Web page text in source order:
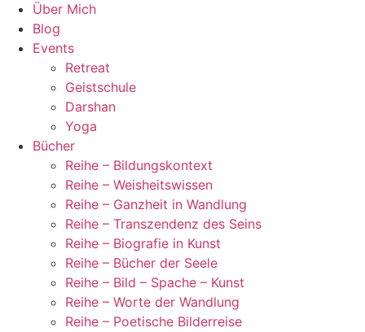
Über Mich
Blog
Events
Retreat
Geistschule
Darshan
Yoga
Bücher
Reihe – Bildungskontext
Reihe – Weisheitswissen
Reihe – Ganzheit in Wandlung
Reihe – Transzendenz des Seins
Reihe – Biografie in Kunst
Reihe – Bücher der Seele
Reihe – Bild – Spache – Kunst
Reihe – Worte der Wandlung
Reihe – Poetische Bilderreise